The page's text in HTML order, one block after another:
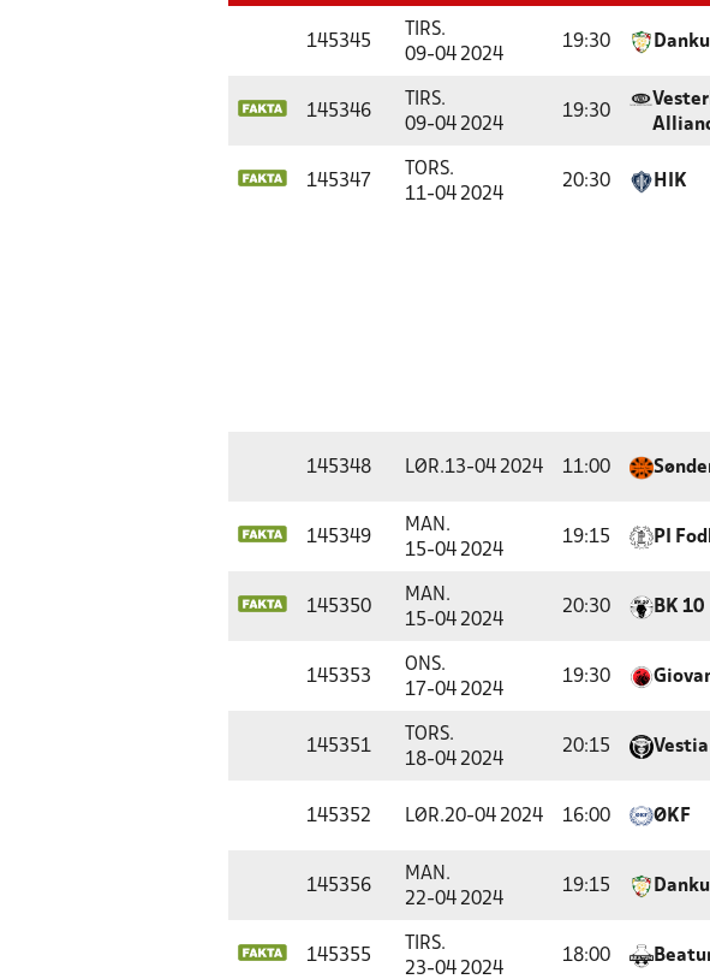
145345
TIRS.
09-04 2024
19:30
145346
TIRS.
09-04 2024
19:30
145347
TORS.
11-04 2024
20:30 HIK
145348 LØR.13-04 2024 11:00
145349
MAN.
15-04 2024
19:15 PI
145350
MAN.
15-04 2024
20:30 BK 10
145353
ONS.
17-04 2024
19:30
145351
TORS.
18-04 2024
20:15 Vestia
145352 LØR.20-04 2024 16:00 ØKF
145356
MAN.
22-04 2024
19:15
145355
TIRS.
23-04 2024
18:00